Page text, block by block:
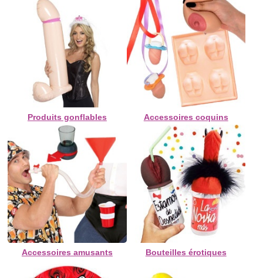
Produits gonflables Accessoires coquins
Accessoires amusants Bouteilles érotiques